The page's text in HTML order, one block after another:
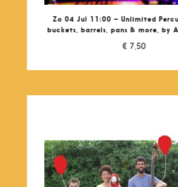
Zo 04 Jul 11:00 – Unlimited
buckets, barrels, pans & more, by
€ 7,50